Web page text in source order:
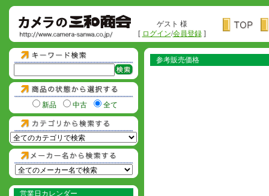
ゲスト 様
[ ログイン/会員登録]
新品 中古 全て
営業日カレンダー
参考販売価格